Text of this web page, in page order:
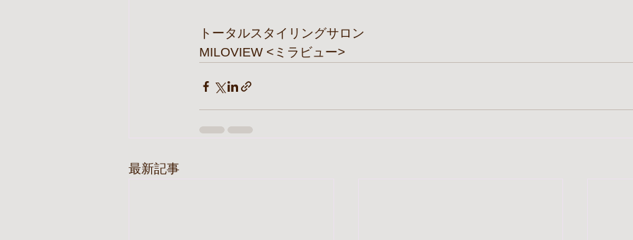
トータルスタイリングサロン
MILOVIEW <ミラビュー>
最新記事